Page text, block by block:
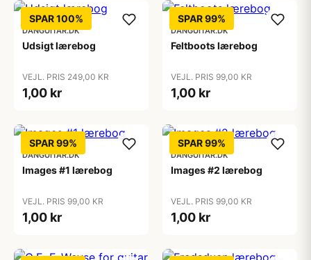
Se det store udvalg af musikinstrumenter
SPAR 100%
DANGUITAR.DK
Udsigt lærebog
VEJL. PRIS 249,00 KR
1,00 kr
SPAR 99%
DANGUITAR.DK
Feltboots lærebog
VEJL. PRIS 99,00 KR
1,00 kr
SPAR 99%
DANGUITAR.DK
Images #1 lærebog
VEJL. PRIS 99,00 KR
1,00 kr
SPAR 99%
DANGUITAR.DK
Images #2 lærebog
VEJL. PRIS 99,00 KR
1,00 kr